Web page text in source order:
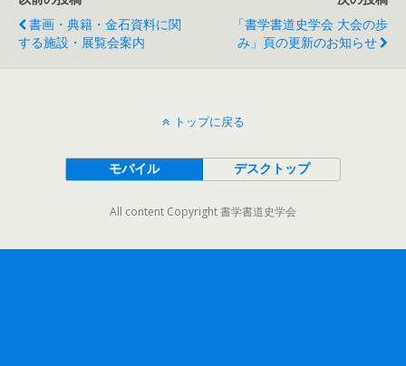
書画・典籍・金石資料に関
する施設・展覧会案内
「書学書道史学会 大会の歩
み」頁の更新のお知らせ
トップに戻る
モバイル デスクトップ
All content Copyright 書学書道史学会